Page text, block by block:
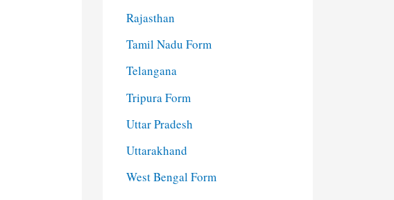
Rajasthan
Tamil Nadu Form
Telangana
Tripura Form
Uttar Pradesh
Uttarakhand
West Bengal Form